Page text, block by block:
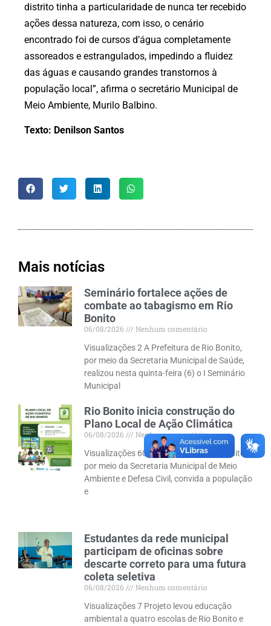
distrito tinha a particularidade de nunca ter recebido
ações dessa natureza, com isso, o cenário
encontrado foi de cursos d’água completamente
assoreados e estrangulados, impedindo a fluidez
das águas e causando grandes transtornos à
população local”, afirma o secretário Municipal de
Meio Ambiente, Murilo Balbino.
Texto: Denilson Santos
Mais notícias
Seminário fortalece ações de
combate ao tabagismo em Rio
Bonito
06/08/2026
Nenhum comentário
Visualizações 2 A Prefeitura de Rio Bonito,
por meio da Secretaria Municipal de Saúde,
realizou nesta quinta-feira (6) o I Seminário
Municipal
Rio Bonito inicia construção do
Plano Local de Ação Climática
06/08/2026
Nenhum comentário
Visualizações 60 A Prefeitura de Rio Bonito,
por meio da Secretaria Municipal de Meio
Ambiente e Defesa Civil, convida a população
e
Estudantes da rede municipal
participam de oficinas sobre
descarte correto para uma futura
coleta seletiva
06/08/2026
Nenhum comentário
Visualizações 7 Projeto levou educação
ambiental a quatro escolas de Rio Bonito e